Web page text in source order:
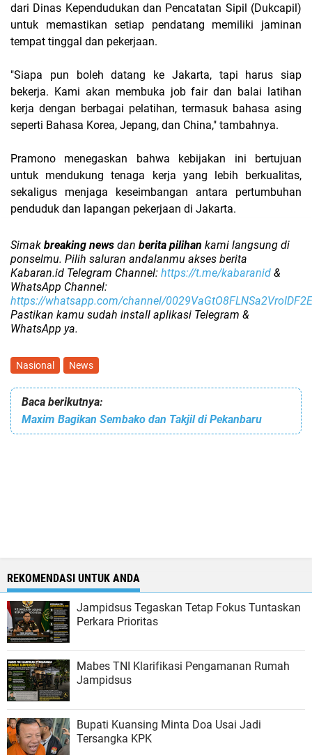
dari Dinas Kependudukan dan Pencatatan Sipil (Dukcapil)
untuk memastikan setiap pendatang memiliki jaminan
tempat tinggal dan pekerjaan.
"Siapa pun boleh datang ke Jakarta, tapi harus siap
bekerja. Kami akan membuka job fairdan balai latihan
kerja dengan berbagai pelatihan, termasuk bahasa asing
seperti Bahasa Korea, Jepang, dan China," tambahnya.
Pramono menegaskan bahwa kebijakan ini bertujuan
untuk mendukung tenaga kerja yang lebih berkualitas,
sekaligus menjaga keseimbangan antara pertumbuhan
penduduk dan lapangan pekerjaan di Jakarta.
Simak breaking news dan berita pilihan kami langsung di
ponselmu. Pilih saluran andalanmu akses berita
Kabaran.id Telegram Channel: https://t.me/kabaranid &
WhatsApp Channel:
https://whatsapp.com/channel/0029VaGtO8FLNSa2VroIDF2E
Pastikan kamu sudah install aplikasi Telegram &
WhatsApp ya.
Nasional News
Baca berikutnya:
Maxim Bagikan Sembako dan Takjil di Pekanbaru
REKOMENDASI UNTUK ANDA
Jampidsus Tegaskan Tetap Fokus Tuntaskan
Perkara Prioritas
Mabes TNI Klarifikasi Pengamanan Rumah
Jampidsus
Bupati Kuansing Minta Doa Usai Jadi
Tersangka KPK